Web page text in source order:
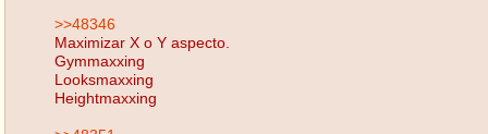
>>48346
Maximizar X o Y aspecto.
Gymmaxxing
Looksmaxxing
Heightmaxxing